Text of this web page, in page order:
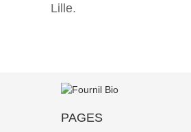
Lille.
PAGES